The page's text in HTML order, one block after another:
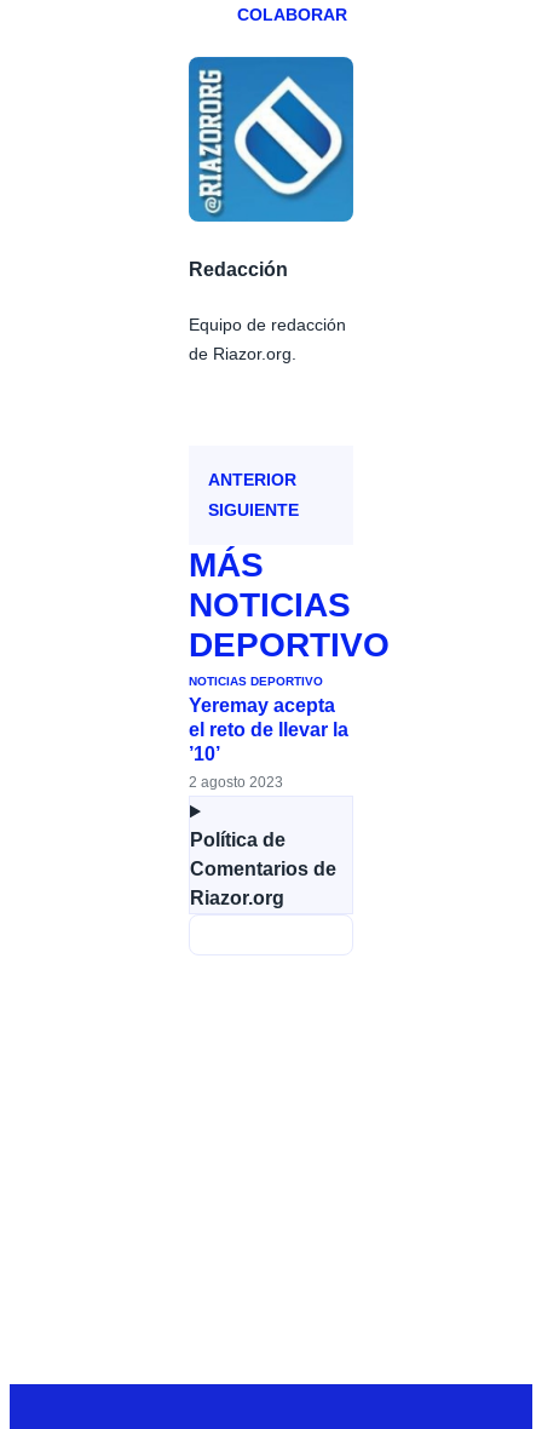
COLABORAR
Redacción
Equipo de redacción
de Riazor.org.
ANTERIOR
SIGUIENTE
MÁS
NOTICIAS
DEPORTIVO
NOTICIAS DEPORTIVO
Yeremay acepta
el reto de llevar la
’10’
2 agosto 2023
Política de
Comentarios de
Riazor.org